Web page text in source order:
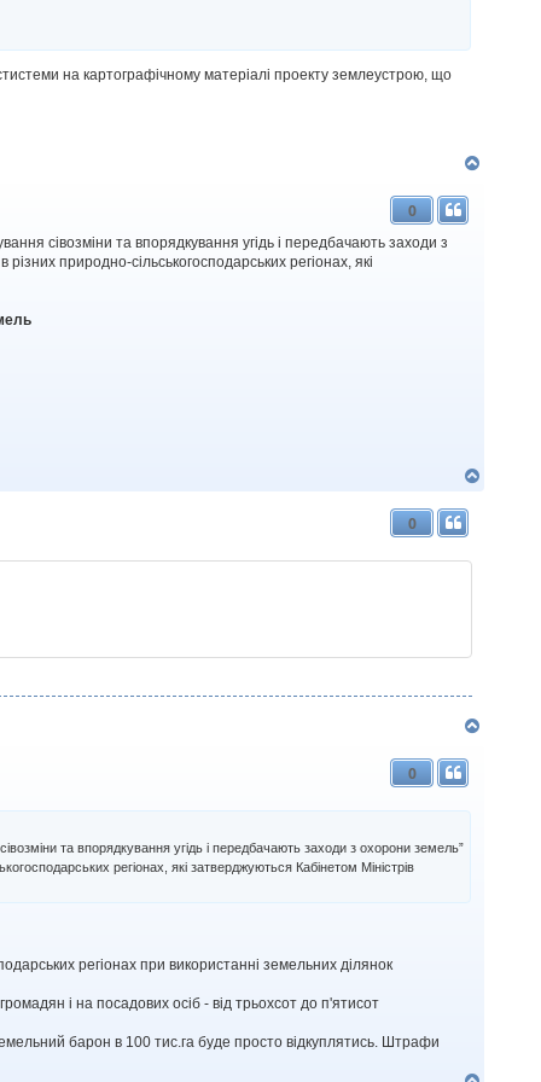
на картографічному матеріалі проекту землеустрою, що
0
сівозміни та впорядкування угідь і передбачають заходи з
природно-сільськогосподарських регіонах, які
0
0
та впорядкування угідь і передбачають заходи з охорони земель”
регіонах, які затверджуються Кабінетом Міністрів
регіонах при використанні земельних ділянок
і на посадових осіб - від трьохсот до п'ятисот
барон в 100 тис.га буде просто відкуплятись. Штрафи